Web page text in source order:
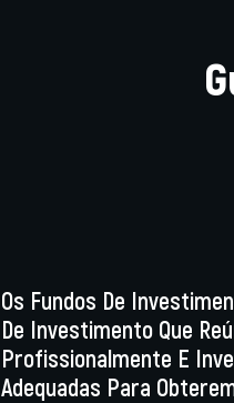
Os Fundos De
De Investimento Que
Profissionalmente E
Adequadas Para